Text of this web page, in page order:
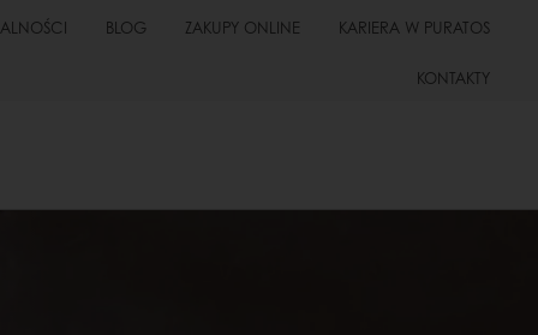
BLOG ZAKUPY ONLINE KARIERA W PURATOS
KONTAKTY